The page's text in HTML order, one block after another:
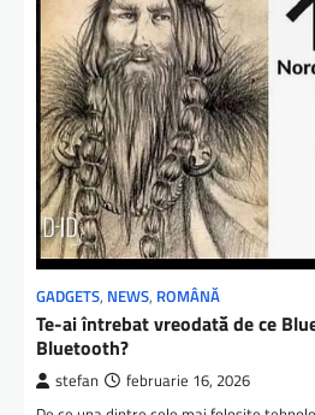
GADGETS, NEWS, ROMÂNĂ
Te-ai întrebat vreodată de ce
Bluetooth?
stefan februarie 16, 2026